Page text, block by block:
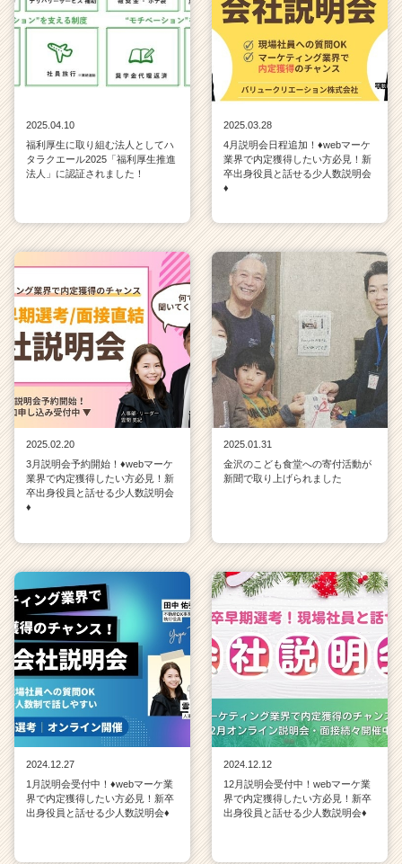
2025.04.10
福利厚生に取り組む法人としてハ
タラクエール2025「福利厚生推進
法人」に認証されました！
2025.03.28
4月説明会日程追加！♦webマーケ
業界で内定獲得したい方必見！新
卒出身役員と話せる少人数説明会
♦
2025.02.20
3月説明会予約開始！♦webマーケ
業界で内定獲得したい方必見！新
卒出身役員と話せる少人数説明会
♦
2025.01.31
金沢のこども食堂への寄付活動が
新聞で取り上げられました
2024.12.27
1月説明会受付中！♦webマーケ業
界で内定獲得したい方必見！新卒
出身役員と話せる少人数説明会♦
2024.12.12
12月説明会受付中！webマーケ業
界で内定獲得したい方必見！新卒
出身役員と話せる少人数説明会♦